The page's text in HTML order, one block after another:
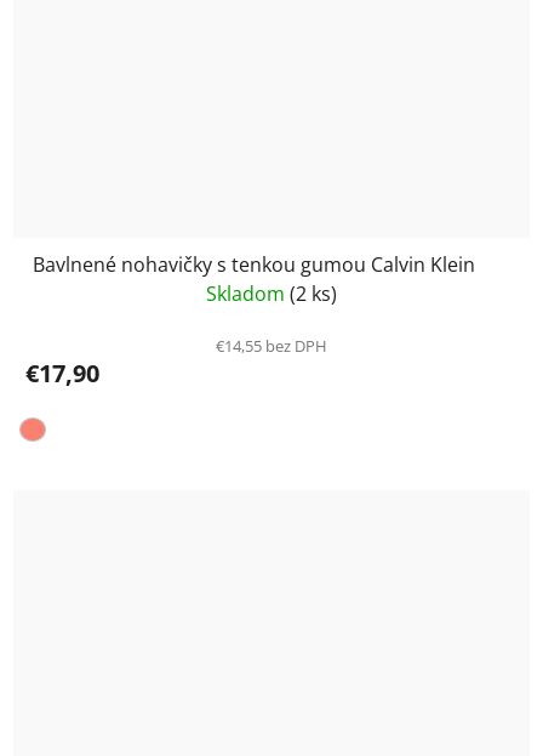
Bavlnené nohavičky s tenkou gumou Calvin Klein
Skladom (2 ks)
€14,55 bez DPH
€17,90